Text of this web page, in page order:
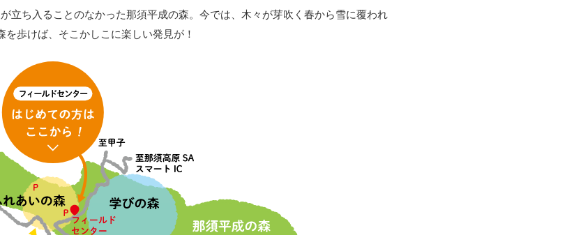
立ち入ることのなかった那須平成の森。今では、木々が芽吹く春から雪に覆われ
歩けば、そこかしこに楽しい発見が！